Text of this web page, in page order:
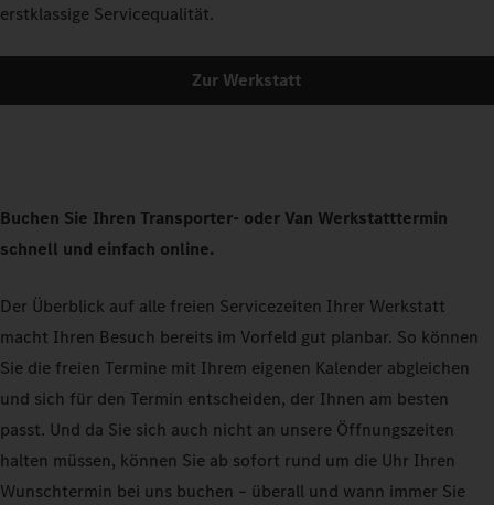
erstklassige Servicequalität.
Zur Werkstatt
Buchen Sie Ihren Transporter- oder Van Werkstatttermin
schnell und einfach online.
Der Überblick auf alle freien Servicezeiten Ihrer Werkstatt
macht Ihren Besuch bereits im Vorfeld gut planbar. So können
Sie die freien Termine mit Ihrem eigenen Kalender abgleichen
und sich für den Termin entscheiden, der Ihnen am besten
passt. Und da Sie sich auch nicht an unsere Öffnungszeiten
halten müssen, können Sie ab sofort rund um die Uhr Ihren
Wunschtermin bei uns buchen – überall und wann immer Sie